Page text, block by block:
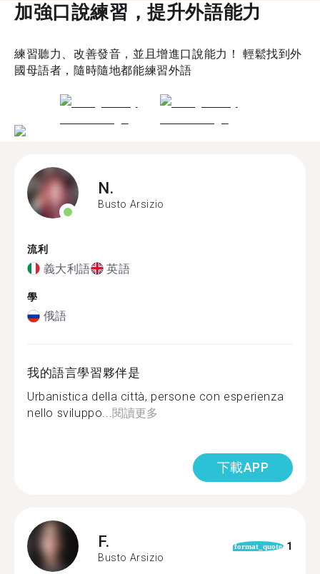
加強口說練習，提升外語能力
練習聽力、改善發音，並且增進口說能力！ 輕鬆找到外
國母語者，隨時隨地都能練習外語
N.
Busto Arsizio
流利
義大利語 英語
學
俄語
我的語言學習夥伴是
Urbanistica della città, persone con esperienza
nello sviluppo...閱讀更多
下載APP
F.
Busto Arsizio
format_quote 1